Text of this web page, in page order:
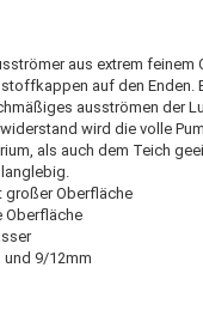
aus extrem feinem
auf den Enden.
ausströmen der
wird die volle
als auch dem Teich
großer Oberfläche
Oberfläche
9/12mm